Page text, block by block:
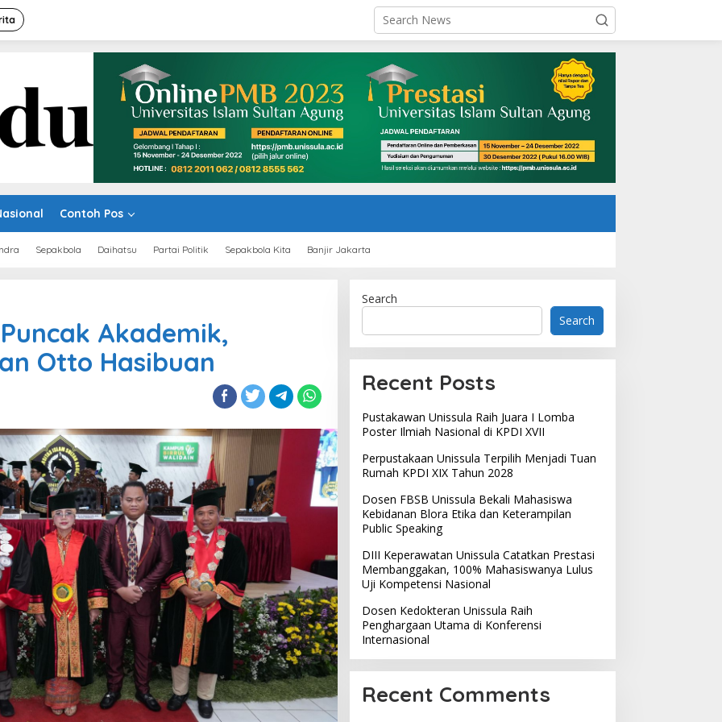
Contoh Pos
Sepakbola Daihatsu Partai Politik Sepakbola Kita Banjir Jakarta
Akademik,
Otto Hasibuan
Search
Search
Recent Posts
Pustakawan Unissula Raih Juara I Lomba
Poster Ilmiah Nasional di KPDI XVII
Perpustakaan Unissula Terpilih Menjadi Tuan
Rumah KPDI XIX Tahun 2028
Dosen FBSB Unissula Bekali Mahasiswa
Kebidanan Blora Etika dan Keterampilan
Public Speaking
DIII Keperawatan Unissula Catatkan Prestasi
Membanggakan, 100% Mahasiswanya Lulus
Uji Kompetensi Nasional
Dosen Kedokteran Unissula Raih
Penghargaan Utama di Konferensi
Internasional
Recent Comments